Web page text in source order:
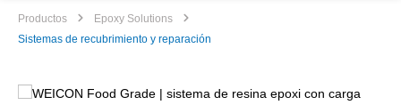
Productos
Epoxy Solutions
Sistemas de recubrimiento y reparación
Omitir galería de imágenes